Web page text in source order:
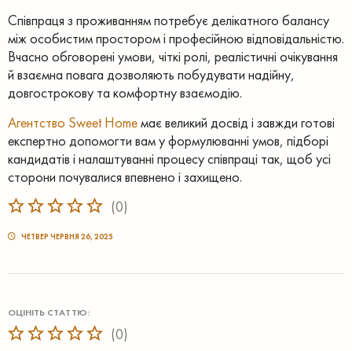
Співпраця з проживанням потребує делікатного балансу
між особистим простором і професійною відповідальністю.
Вчасно обговорені умови, чіткі ролі, реалістичні очікування
й взаємна повага дозволяють побудувати надійну,
довгострокову та комфортну взаємодію.
Агентство Sweet Homeмає великий досвід і завжди готові
експертно допомогти вам у формулюванні умов, підборі
кандидатів і налаштуванні процесу співпраці так, щоб усі
сторони почувалися впевнено і захищено.
(0)
ЧЕТВЕР ЧЕРВНЯ 26, 2025
ОЦІНІТЬ СТАТТЮ:
(0)